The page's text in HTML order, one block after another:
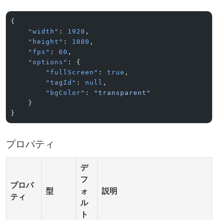
{
    "width"
: 1920 ,
    "height"
: 1080 ,
    "fps"
: 60 ,
    "options"
: {
        "fullScreen"
: true ,
        "tagId"
: null ,
        "bgColor"
:
"transparent"
    }
}
プロパティ
プロパ
ティ
型
デ
フ
ォ
ル
ト
説明